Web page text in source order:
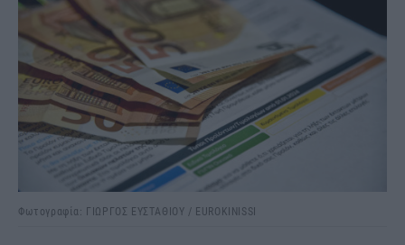
Φωτογραφία: ΓΙΩΡΓΟΣ ΕΥΣΤΑΘΙΟΥ / EUROKINISSI